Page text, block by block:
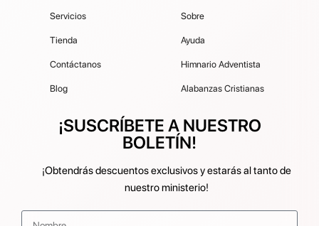
Servicios
Tienda
Contáctanos
Blog
Sobre
Ayuda
Himnario Adventista
Alabanzas Cristianas
¡SUSCRÍBETE A NUESTRO
BOLETÍN!
¡Obtendrás descuentos exclusivos y estarás al tanto de
nuestro ministerio!